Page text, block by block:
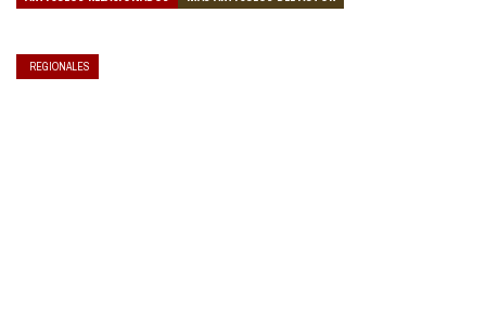
REGIONALES